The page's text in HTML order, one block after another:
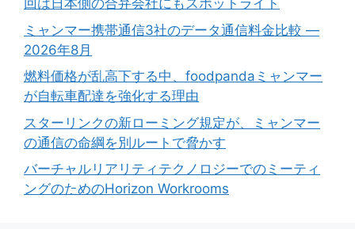
回は日本側の合弁会社にもスポットライト
ミャンマー携帯通信3社のデータ通信料金比較 ―
2026年8月
燃料価格が乱高下する中、foodpandaミャンマー
が自転車配達を強化する理由
スターリンクの新ローミング規定が、ミャンマー
の通信の命綱を別ルートで脅かす
バーチャルリアリティテクノロジーでのミーティ
ングのためのHorizon Workrooms